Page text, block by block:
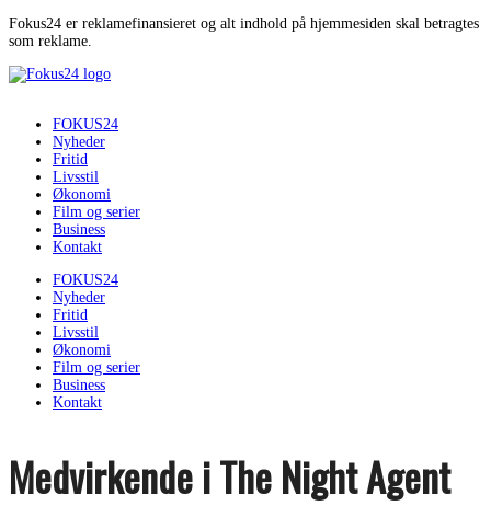
Fokus24 er reklamefinansieret og alt indhold på hjemmesiden skal betragtes
som reklame.
FOKUS24
Nyheder
Fritid
Livsstil
Økonomi
Film og serier
Business
Kontakt
FOKUS24
Nyheder
Fritid
Livsstil
Økonomi
Film og serier
Business
Kontakt
Medvirkende i The Night Agent